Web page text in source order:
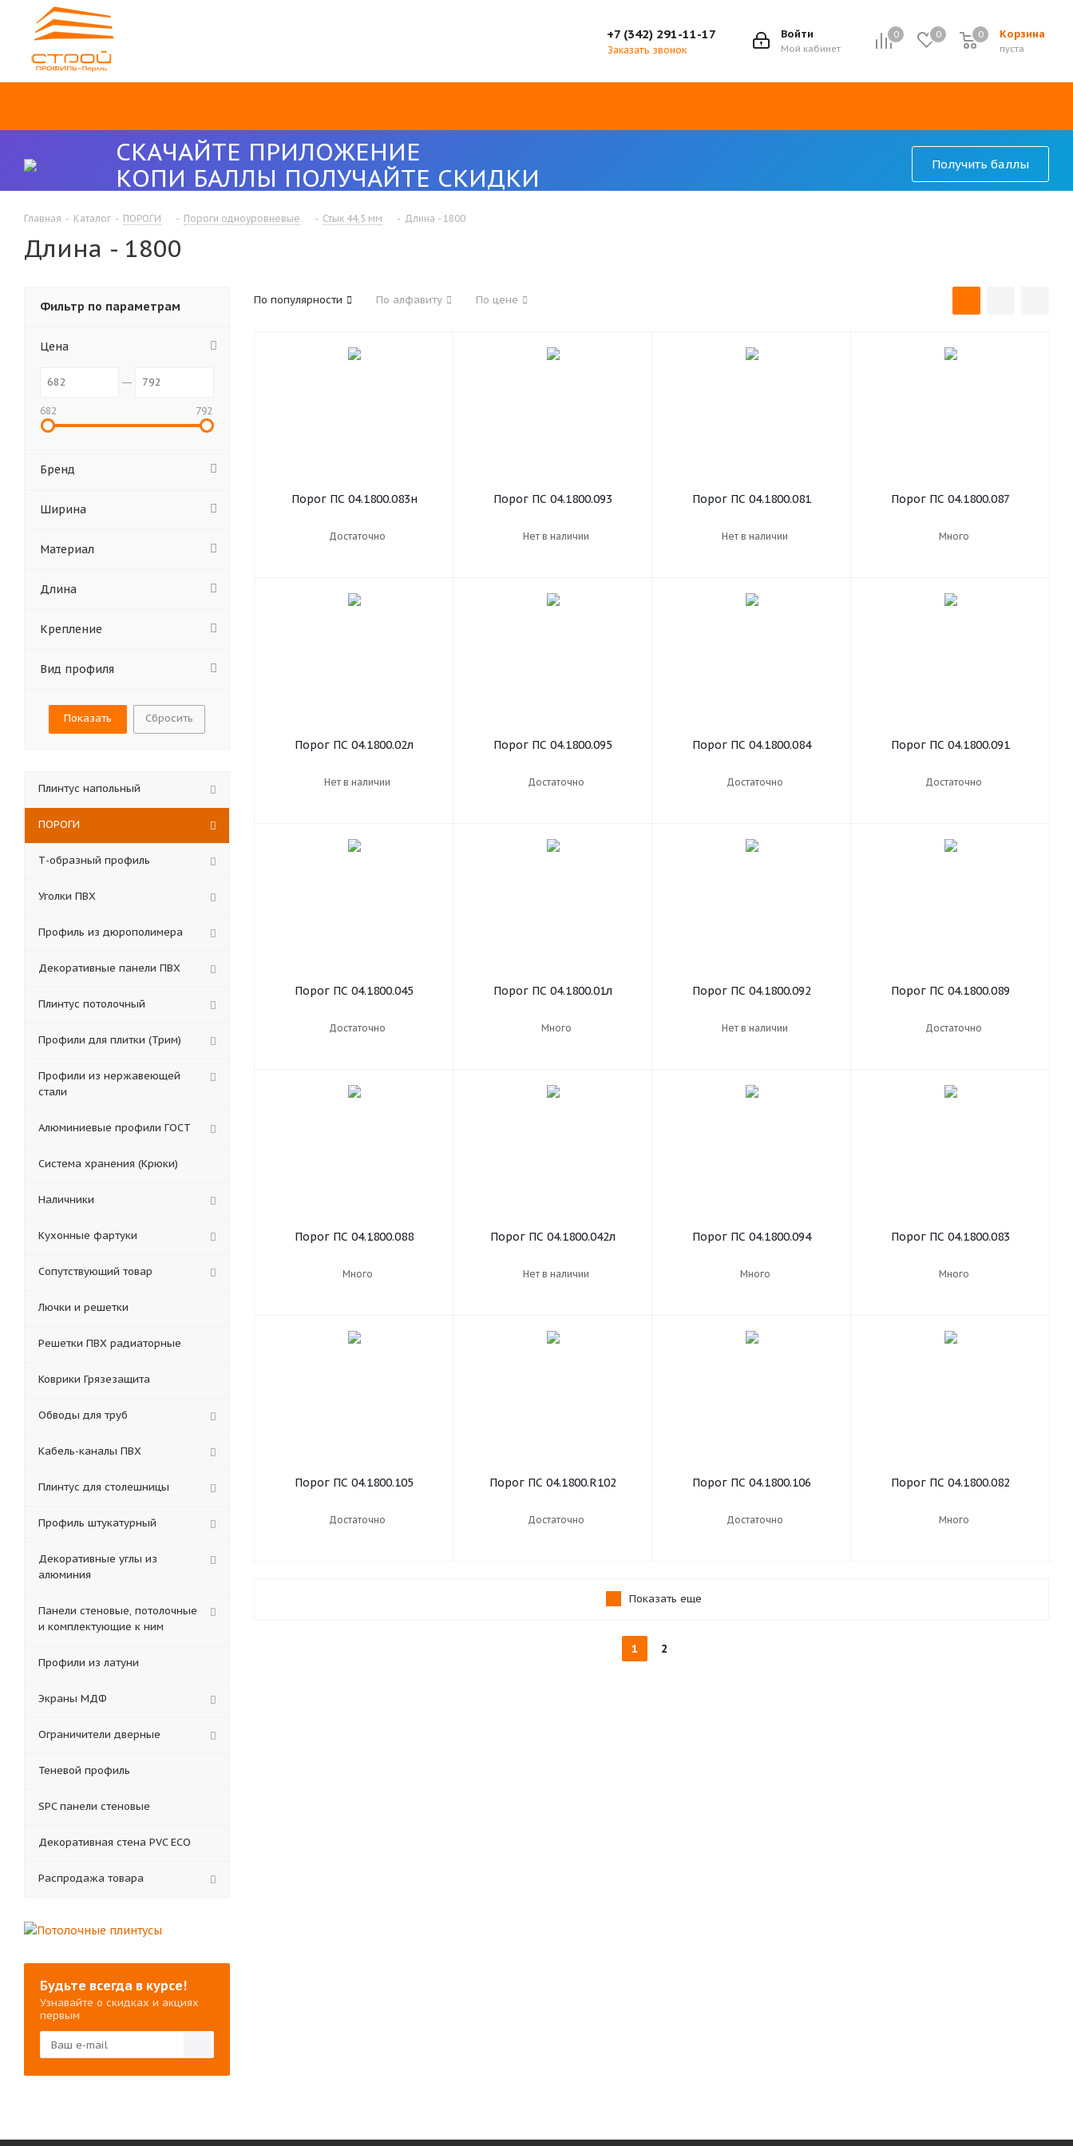
0 0 Корзина
пуста
0
Войти
Мой кабинет
+7 (342) 291-11-17
Заказать звонок
СКАЧАЙТЕ ПРИЛОЖЕНИЕ
КОПИ БАЛЛЫ ПОЛУЧАЙТЕ СКИДКИ
Получить баллы
Главная - Каталог - ПОРОГИ - Пороги одноуровневые - Стык 44,5 мм - Длина - 1800
Длина - 1800
По популярности По алфавиту По цене
Порог ПС 04.1800.083н
Достаточно
Порог ПС 04.1800.093
Нет в наличии
Порог ПС 04.1800.081
Нет в наличии
Порог ПС 04.1800.087
Много
Порог ПС 04.1800.02л
Нет в наличии
Порог ПС 04.1800.095
Достаточно
Порог ПС 04.1800.084
Достаточно
Порог ПС 04.1800.091
Достаточно
Порог ПС 04.1800.045
Достаточно
Порог ПС 04.1800.01л
Много
Порог ПС 04.1800.092
Нет в наличии
Порог ПС 04.1800.089
Достаточно
Порог ПС 04.1800.088
Много
Порог ПС 04.1800.042л
Нет в наличии
Порог ПС 04.1800.094
Много
Порог ПС 04.1800.083
Много
Порог ПС 04.1800.105
Достаточно
Порог ПС 04.1800.R102
Достаточно
Порог ПС 04.1800.106
Достаточно
Порог ПС 04.1800.082
Много
Показать еще
1 2
Фильтр по параметрам
Цена
682 792
Бренд
Ширина
Материал
Длина
Крепление
Вид профиля
Сбросить
Плинтус напольный
ПОРОГИ
Т-образный профиль
Уголки ПВХ
Профиль из дюрополимера
Декоративные панели ПВХ
Плинтус потолочный
Профили для плитки (Трим)
Профили из нержавеющей
стали
Алюминиевые профили ГОСТ
Система хранения (Крюки)
Наличники
Кухонные фартуки
Сопутствующий товар
Лючки и решетки
Решетки ПВХ радиаторные
Коврики Грязезащита
Обводы для труб
Кабель-каналы ПВХ
Плинтус для столешницы
Профиль штукатурный
Декоративные углы из
алюминия
Панели стеновые, потолочные
и комплектующие к ним
Профили из латуни
Экраны МДФ
Ограничители дверные
Теневой профиль
SPC панели стеновые
Декоративная стена PVC ECO
Распродажа товара
Будьте всегда в курсе!
Узнавайте о скидках и акциях
первым